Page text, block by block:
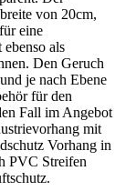
von 20cm,
eine
als
Den Geruch
je nach Ebene
für den
Fall im Angebot
mit
Vorhang in
PVC Streifen